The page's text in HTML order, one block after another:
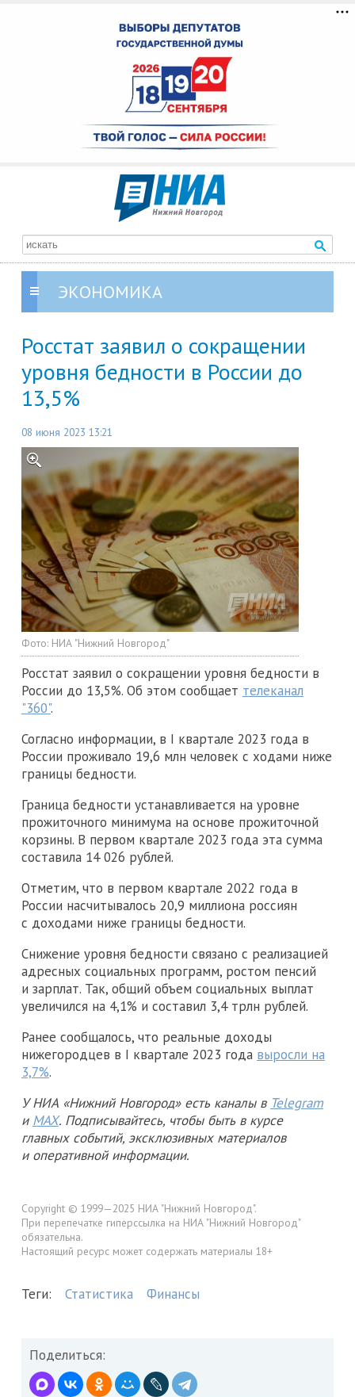
ЭКОНОМИКА
Росстат заявил о сокращении
уровня бедности в России до
13,5%
08 июня 2023 13:21
Фото: НИА "Нижний Новгород"
Росстат заявил о сокращении уровня бедности в
России до 13,5%. Об этом сообщает телеканал
"360".
Согласно информации, в I квартале 2023 года в
России проживало 19,6 млн человек с ходами ниже
границы бедности.
Граница бедности устанавливается на уровне
прожиточного минимума на основе прожиточной
корзины. В первом квартале 2023 года эта сумма
составила 14 026 рублей.
Отметим, что в первом квартале 2022 года в
России насчитывалось 20,9 миллиона россиян
с доходами ниже границы бедности.
Снижение уровня бедности связано с реализацией
адресных социальных программ, ростом пенсий
и зарплат. Так, общий объем социальных выплат
увеличился на 4,1% и составил 3,4 трлн рублей.
Ранее сообщалось, что реальные доходы
нижегородцев в I квартале 2023 года выросли на
3,7%.
У НИА «Нижний Новгород» есть каналы в Telegram
и MAX. Подписывайтесь, чтобы быть в курсе
главных событий, эксклюзивных материалов
и оперативной информации.
Copyright © 1999—2025 НИА "Нижний Новгород".
При перепечатке гиперссылка на НИА "Нижний Новгород"
обязательна.
Настоящий ресурс может содержать материалы 18+
Теги: Статистика Финансы
Поделиться: